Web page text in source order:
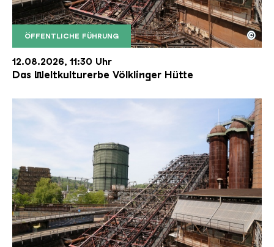
ÖFFENTLICHE FÜHRUNG
Der Erzschrägaufzug der Völklinger Hütte mit
Copyright: Weltkulturerbe Völklinger Hütte | Karl
©
12.08.2026, 11:30 Uhr
Das Weltkulturerbe Völklinger Hütte